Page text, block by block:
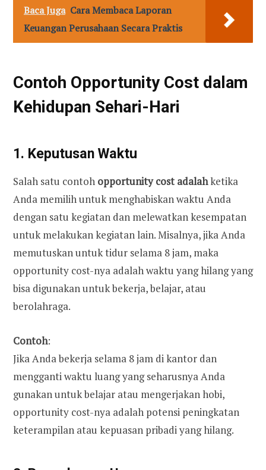
Baca Juga Cara Membaca Laporan
Keuangan Perusahaan Secara Praktis
Contoh Opportunity Cost dalam
Kehidupan Sehari-Hari
1. Keputusan Waktu
Salah satu contoh opportunity cost adalahketika
Anda memilih untuk menghabiskan waktu Anda
dengan satu kegiatan dan melewatkan kesempatan
untuk melakukan kegiatan lain. Misalnya, jika Anda
memutuskan untuk tidur selama 8 jam, maka
opportunity cost-nya adalah waktu yang hilang yang
bisa digunakan untuk bekerja, belajar, atau
berolahraga.
Contoh:
Jika Anda bekerja selama 8 jam di kantor dan
mengganti waktu luang yang seharusnya Anda
gunakan untuk belajar atau mengerjakan hobi,
opportunity cost-nya adalah potensi peningkatan
keterampilan atau kepuasan pribadi yang hilang.